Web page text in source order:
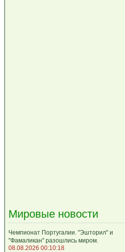
Мировые новости
Чемпионат Португалии. "Эшторил" и
"Фамаликан" разошлись миром.
08.08.2026 00:10:18